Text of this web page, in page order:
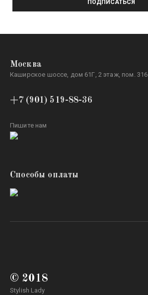
ПОДПИСАТЬСЯ
Москва
Каширское шоссе, дом 61Г, 2 этаж, пом. 316
+7 (901) 519-88-36
Пишите нам
Способы оплаты
© 2018
Stylish Lady